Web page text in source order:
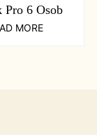
Pro 6 Osob
MORE